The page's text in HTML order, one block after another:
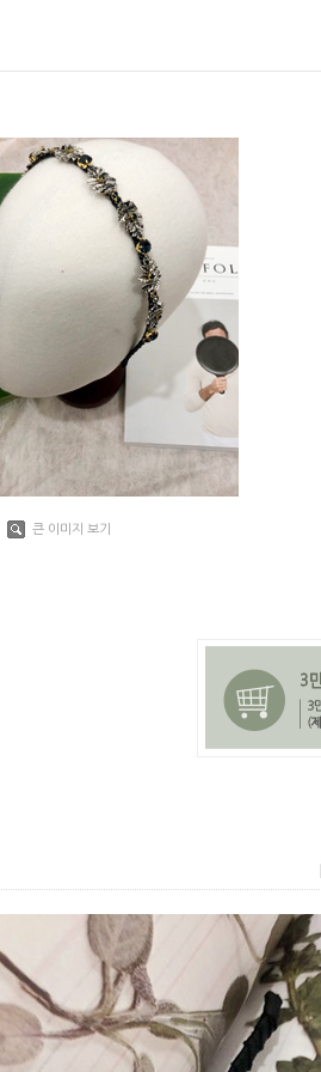
큰 이미지 보기